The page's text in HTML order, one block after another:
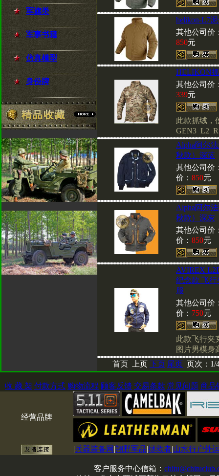
军旗类
军事书籍
仿真模型
身份牌
helikon-L7
其他公司价
850元
HELIKON
其他公司价
339元
此款抓绒，
GEN3 L2
Alpha阿尔
秋款）深蓝
其他公司价
价： 850元
Alpha阿尔
秋款）深灰
其他公司价
价： 850元
AVIREX
纪念款 飞
服
其他公司价
价： 750元
此款飞行夹
图片男模身
首页 上页 下页 尾页 页次：
收 藏 架 付款方式 购物流程 顾客反馈 交易条款 常见问题 商品
经营品牌
|兵器装备网 |翔野军品|拯救者|山水行户外
客户服务中心信箱：